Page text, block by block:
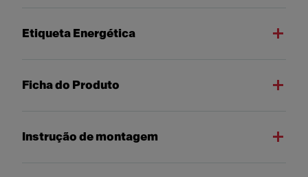
Etiqueta Energética
Ficha do Produto
Instrução de montagem